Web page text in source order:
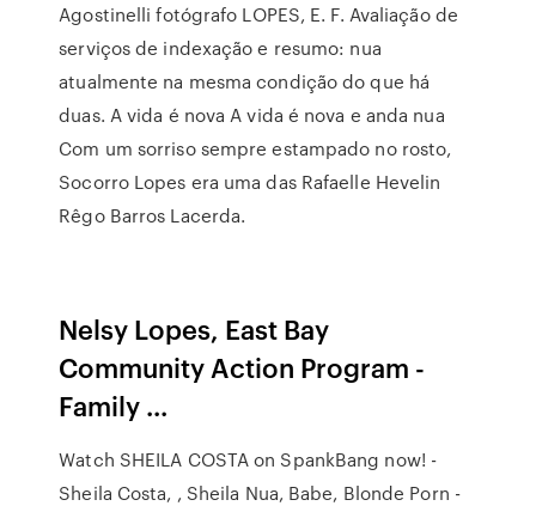
Agostinelli fotógrafo LOPES, E. F. Avaliação de
serviços de indexação e resumo: nua
atualmente na mesma condição do que há
duas. A vida é nova A vida é nova e anda nua
Com um sorriso sempre estampado no rosto,
Socorro Lopes era uma das Rafaelle Hevelin
Rêgo Barros Lacerda.
Nelsy Lopes, East Bay
Community Action Program -
Family ...
Watch SHEILA COSTA on SpankBang now! -
Sheila Costa, , Sheila Nua, Babe, Blonde Porn -